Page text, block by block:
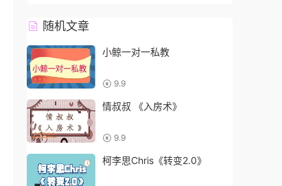
随机文章
小鲸一对一私教
9.9
情叔叔 《入房术》
9.9
柯李思Chris《转变2.0》